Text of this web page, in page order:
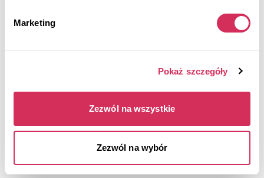
Marketing
Pokaż szczegóły
Zezwól na wszystkie
Zezwól na wybór
Na przednie koła
Benzyna